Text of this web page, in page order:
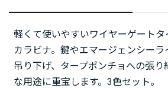
軽くて使いやすいワイヤーゲートタ
カラビナ。鍵やエマージェンシー
吊り下げ、タープポンチョへの張り
な用途に重宝します。3色セット。